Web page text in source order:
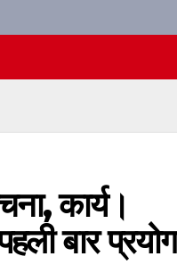
कार्य।
बार प्रयोग